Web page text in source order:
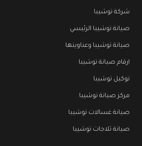
شركة توشيبا
صيانة توشيبا الرئيسي
صيانة توشيبا وعناوينها
ارقام صيانة توشيبا
توكيل توشيبا
مركز صيانة توشيبا
صيانة غسالات توشيبا
صيانة ثلاجات توشيبا